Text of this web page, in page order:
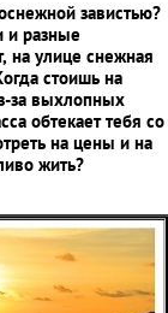
завистью?
и разные
на улице снежная
стоишь на
за выхлопных
обтекает тебя со
на цены и на
жить?